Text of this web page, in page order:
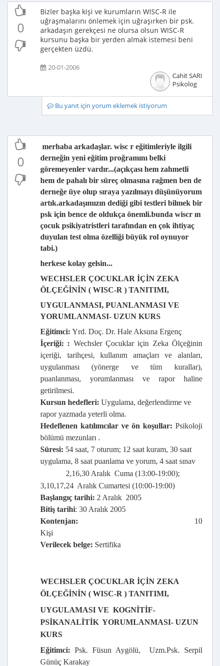
0
Bizler başka kişi ve kurumların WISC-R ile
uğraşmalarını önlemek için uğraşırken bir psk.
arkadaşın gerekçesi ne olursa olsun WISC-R
kursunu başka bir yerden almak istemesi beni
gerçekten üzdü.
20-01-2006
Cahit SARI
Psikolog
Bu yanıt için yorum eklemek istiyorum
0
merhaba arkadaşlar. wisc r eğitimleriyle ilgili
derneğin yeni eğitim proğramını belki
göremeyenler vardır...(açıkçası hem zahmetli
hem de pahalı bir süreç olmasına rağmen ben de
derneğe üye olup sıraya yazılmayı düşünüyorum
artık.arkadaşımızın dediği gibi testleri bilmek bir
psk için bence de oldukça önemli.bunda wiscr ın
çocuk psikiyatristleri tarafından en çok ihtiyaç
duyulan test olma özelliği büyük rol oynuyor
tabi.)
herkese kolay gelsin...
WECHSLER ÇOCUKLAR İÇİN ZEKA
ÖLÇEĞİNİN ( WISC-R ) TANITIMI,
UYGULANMASI, PUANLANMASI VE
YORUMLANMASI- UZUN KURS
Eğitimci: Yrd. Doç. Dr. Hale Aksuna Ergenç
İçeriği: : Wechsler Çocuklar için Zeka Ölçeğinin
içeriği, tarihçesi, kullanım amaçları ve alanları,
uygulanması (yönerge ve tüm kurallar),
puanlanması, yorumlanması ve rapor haline
getirilmesi.
Kursun hedefleri: Uygulama, değerlendirme ve
rapor yazmada yeterli olma.
Hedeflenen katılımcılar ve ön koşullar: Psikoloji
bölümü mezunları .
Süresi: 54 saat, 7 oturum; 12 saat kuram, 30 saat
uygulama, 8 saat puanlama ve yorum, 4 saat sınav
2,16,30 Aralık Cuma (13:00-19:00);
3,10,17,24 Aralık Cumartesi (10:00-19:00)
Başlangıç tarihi: 2 Aralık 2005
Bitiş tarihi: 30 Aralık 2005
Kontenjan: 10
Kişi
Verilecek belge: Sertifika
WECHSLER ÇOCUKLAR İÇİN ZEKA
ÖLÇEĞİNİN ( WISC-R ) TANITIMI,
UYGULAMASI VE KOGNİTİF-
PSİKANALİTİK YORUMLANMASI- UZUN
KURS
Eğitimci: Psk. Füsun Aygölü,
Uzm.Psk. Serpil
Günüç Karakay